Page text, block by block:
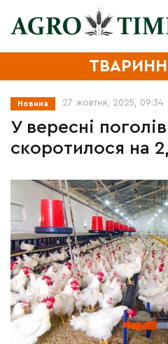
Новина 27 жовтня, 2025, 09:34
У вересні
скоротилося на